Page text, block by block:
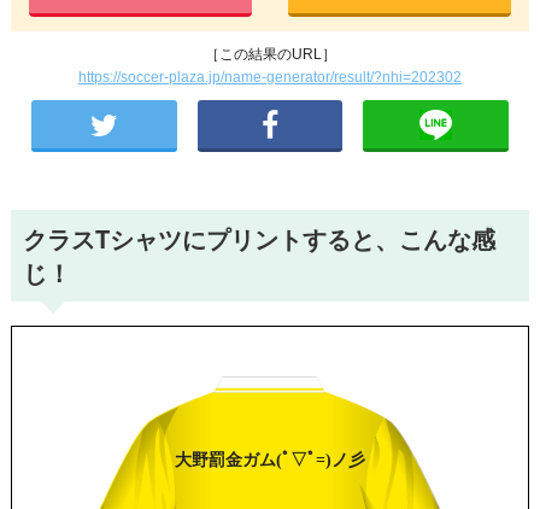
［この結果のURL］
https://soccer-plaza.jp/name-generator/result/?nhi=202302
クラスTシャツにプリントすると、こんな感
じ！
大野罰金ガム(ﾟ▽ﾟ=)ノ彡